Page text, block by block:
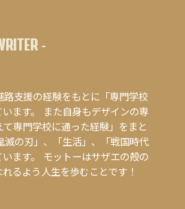
-
支援の経験をもとに「専門学校
ます。 また自身もデザインの専
専門学校に通った経験」をまと
滅の刃」、「生活」、「戦国時代
ます。 モットーはサザエの殻の
るよう人生を歩むことです！